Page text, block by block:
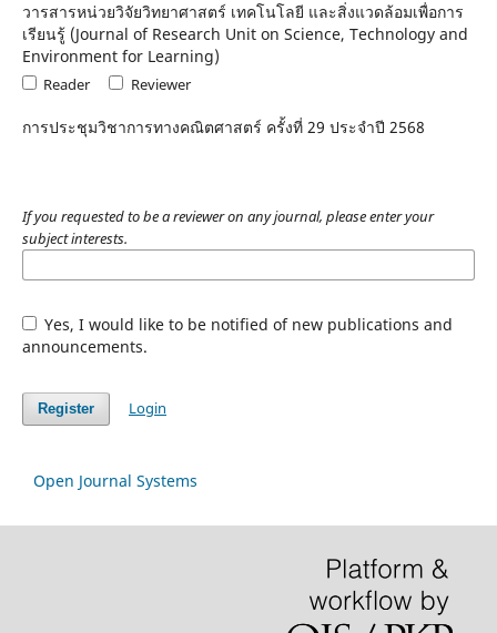
วารสารหน่วยวิจัยวิทยาศาสตร์ เทคโนโลยี และสิ่งแวดล้อมเพื่อการ
เรียนรู้ (Journal of Research Unit on Science, Technology and
Environment for Learning)
Reader Reviewer
การประชุมวิชาการทางคณิตศาสตร์ ครั้งที่ 29 ประจําปี 2568
If you requested to be a reviewer on any journal, please enter your
subject interests.
Yes, I would like to be notified of new publications and
announcements.
Register Login
Open Journal Systems